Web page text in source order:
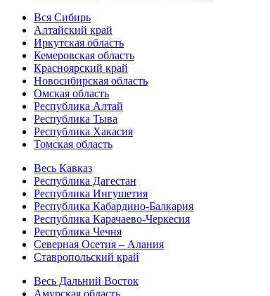
Вся Сибирь
Алтайский край
Иркутская область
Кемеровская область
Красноярский край
Новосибирская область
Омская область
Республика Алтай
Республика Тыва
Республика Хакасия
Томская область
Весь Кавказ
Республика Дагестан
Республика Ингушетия
Республика Кабардино-Балкария
Республика Карачаево-Черкесия
Республика Чечня
Северная Осетия – Алания
Ставропольский край
Весь Дальний Восток
Амурская область